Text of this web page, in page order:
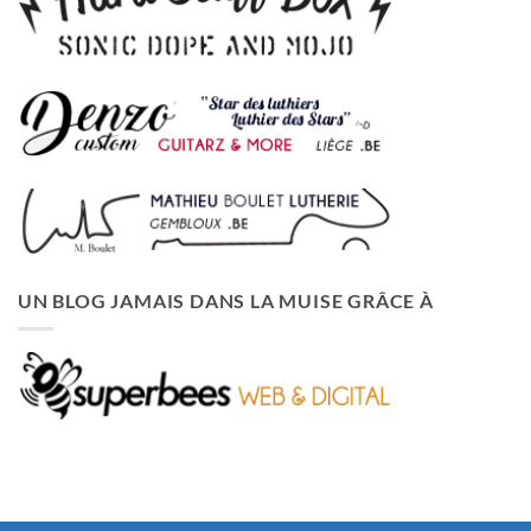
UN BLOG JAMAIS DANS LA MUISE GRÂCE À